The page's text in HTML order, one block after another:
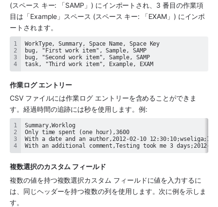
(スペース キー: 「SAMP」) にインポートされ、3 番目の作業項
目は「Example」スペース (スペース キー: 「EXAM」) にインポ
ートされます。
bug, "First work item", Sample, SAMP
bug, "Second work item", Sample, SAMP
task, "Third work item", Example, EXAM
作業ログ エントリー
CSV ファイルには作業ログ エントリーを含めることができま
す。経過時間の追跡には秒を使用します。例:
Only time spent (one hour),3600
With an additional comment,Testing took me 3 days;2012-
複数選択のカスタム フィールド
複数の値を持つ複数選択カスタム フィールドに値を入力するに
は、同じヘッダーを持つ複数の列を使用します。次に例を示しま
す。